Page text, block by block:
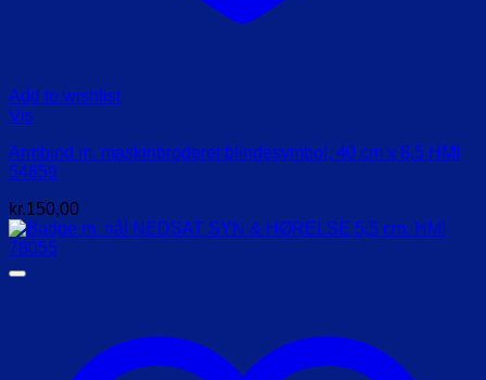
Add to wishlist
Vis
Armbind m. maskinbroderet blindesymbol, 40 cm x 8,5 HMI
54659
kr.150,00